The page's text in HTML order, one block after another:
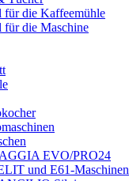
für die Kaffeemühle
für die Maschine
EVO/PRO24
und E61-Maschinen